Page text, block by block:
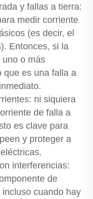
y fallas a tierra:
medir corriente
(es decir, el
Entonces, si la
o más
que es una falla a
ni siquiera
de falla a
es clave para
y proteger a
interferencias:
de
cuando hay